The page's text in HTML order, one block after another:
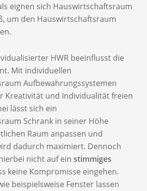
eignen sich Hauswirtschaftsraum
um den Hauswirtschaftsraum
HWR beeinflusst die
Mit individuellen
Aufbewahrungssystemen
Kreativität und Individualität freien
lässt sich ein
Schrank in seiner Höhe
Raum anpassen und
dadurch maximiert. Dennoch
nicht auf ein stimmiges
keine Kompromisse eingehen.
beispielsweise Fenster lassen